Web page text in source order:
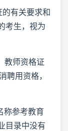
有关要求和
考生，视为
教师资格证
聘用资格，
称参考教育
目录中没有